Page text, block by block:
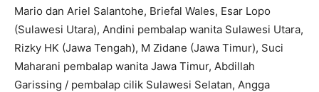
Mario dan Ariel Salantohe, Briefal Wales, Esar Lopo
(Sulawesi Utara), Andini pembalap wanita Sulawesi Utara,
Rizky HK (Jawa Tengah), M Zidane (Jawa Timur), Suci
Maharani pembalap wanita Jawa Timur, Abdillah
Garissing / pembalap cilik Sulawesi Selatan, Angga